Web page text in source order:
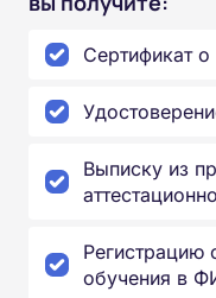
Сертификат
Выписку из
Регистрацию
обучения в